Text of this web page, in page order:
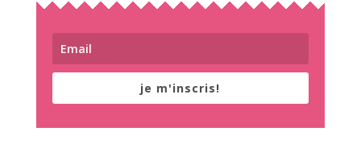
je m'inscris!